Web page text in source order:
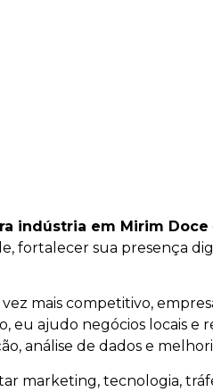
indústria em Mirim Doce
fortalecer sua presença
mais competitivo,
eu ajudo negócios locais
análise de dados e
marketing, tecnologia,